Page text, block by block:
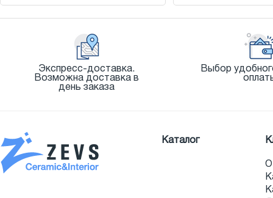
Экспресс-доставка.
Возможна доставка в
день заказа
Выбор
Каталог
О